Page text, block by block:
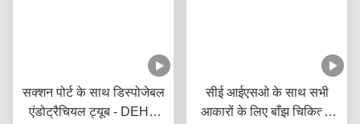
सक्शन पोर्ट के साथ डिस्पोजेबल
एंडोट्रैचियल ट्यूब - DEHP
सीई आईएसओ के साथ सभी
आकारों के लिए बाँझ चिकित्सा